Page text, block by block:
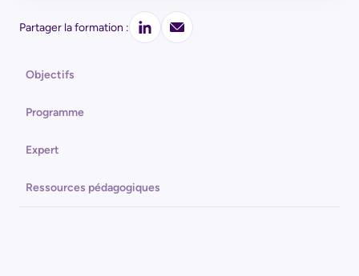
Objectifs
Programme
Expert
Ressources pédagogiques
Partager la formation :